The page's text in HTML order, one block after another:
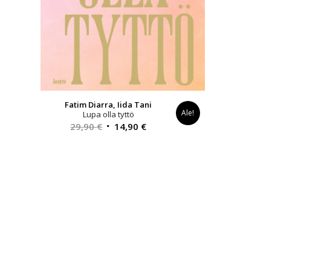
Fatim Diarra, Iida Tani
Lupa olla tyttö
29,90€ Alkuperäinen
14,90 €Nykyinen
Ale!